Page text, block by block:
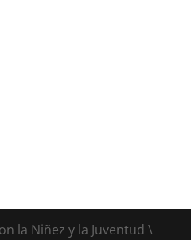
la Niñez y la Juventud \